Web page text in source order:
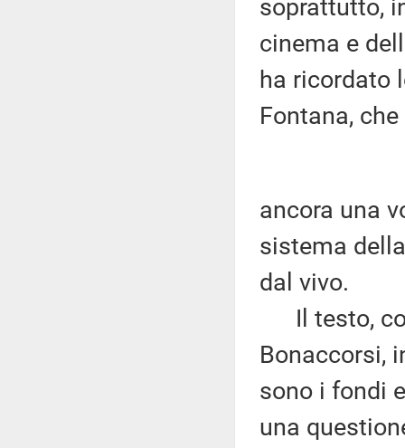
soprattutto,
cinema e
ha ricordato
Fontana,
ancora una
sistema
dal vivo.
Il testo,
Bonaccorsi,
sono i fondi
una